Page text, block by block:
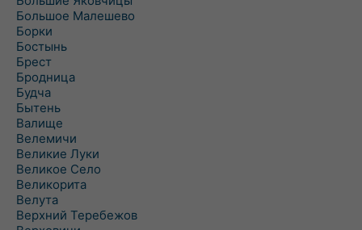
Большое Малешево
Борки
Бостынь
Брест
Бродница
Будча
Бытень
Валище
Велемичи
Великие Луки
Великое Село
Великорита
Велута
Верхний Теребежов